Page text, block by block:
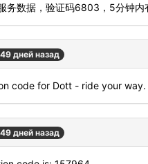
数据，验证码6803，5分钟内
дней назад
code for Dott - ride your way.
дней назад